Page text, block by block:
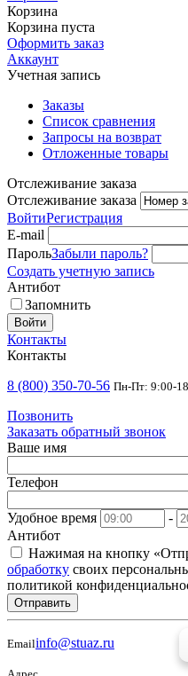
Корзина
Корзина пуста
Оформить заказ
Аккаунт
Учетная запись
Заказы
Список сравнения
Запросы на возврат
Отложенные товары
Отслеживание заказа
Отслеживание заказа
ВойтиРегистрация
E-mail
ПарольЗабыли пароль?
Создать учетную запись
Антибот
Запомнить
Войти
Контакты
Контакты
8 (800) 350-70-56 Пн-Пт: 9:00-
Позвонить
Заказать обратный звонок
Ваше имя
Телефон
Удобное время
-
Антибот
Нажимая на кнопку
обработку своих
политикой
Отправить
Emailinfo@stuaz.ru